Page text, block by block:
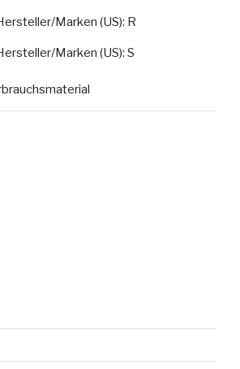
Marken (US): R
Marken (US): S